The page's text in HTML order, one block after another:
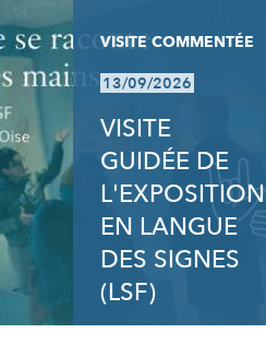
VISITE COMMENTÉE
13/09/2026
VISITE
GUIDÉE DE
L'EXPOSITION
EN LANGUE
DES SIGNES
(LSF)